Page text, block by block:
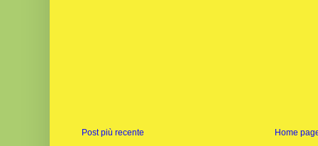
Post più recente Home